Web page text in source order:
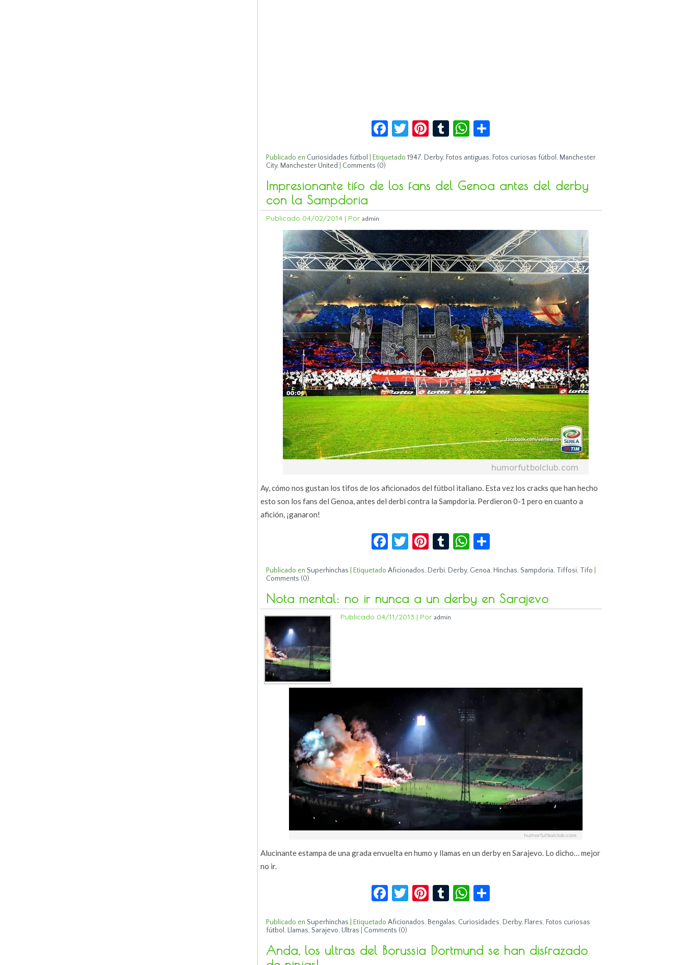
Facebook
Twitter
Pinterest
TumblrWhatsApp
Publicado en Curiosidades fútbol Etiquetado 1947, Derby, Fotos antiguas, Fotos curiosas fútbol , Manchester
City, Manchester United Comments (0)
Impresionante tifo de los fans del Genoa antes del derby
con la Sampdoria
Publicado 04/02/2014| Por admin
Ay, cómo nos gustan los tifos de los aficionados del fútbol italiano. Esta vez los cracks que han hecho
esto son los fans del Genoa, antes del derbi contra la Sampdoria. Perdieron 0-1 pero en cuanto a
afición, ¡ganaron!
Facebook
Twitter
Pinterest
TumblrWhatsApp
Publicado en Superhinchas Etiquetado Aficionados, Derbi, Derby, Genoa, Hinchas, Sampdoria, Tiffosi, Tifo
Comments (0)
Nota mental: no ir nunca a un derby en Sarajevo
Publicado 04/11/2013 | Por admin
Alucinante estampa de una grada envuelta en humo y llamas en un derby en Sarajevo. Lo dicho… mejor
no ir.
Facebook
Twitter
Pinterest
TumblrWhatsApp
Publicado en Superhinchas Etiquetado Aficionados, Bengalas, Curiosidades, Derby, Flares, Fotos curiosas
fútbol , Llamas, Sarajevo, Ultras Comments (0)
Anda, los ultras del Borussia Dortmund se han disfrazado